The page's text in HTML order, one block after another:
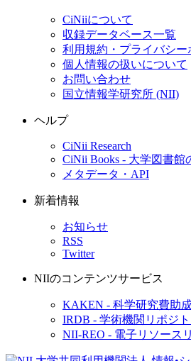
CiNiiについて
収録データベース一覧
利用規約・プライバシー
個人情報の扱いについて
お問い合わせ
国立情報学研究所 (NII)
ヘルプ
CiNii Research
CiNii Books - 大学図書館
メタデータ・API
新着情報
お知らせ
RSS
Twitter
NIIのコンテンツサービス
KAKEN - 科学研究費助
IRDB - 学術機関リポジ
NII-REO - 電子リソース